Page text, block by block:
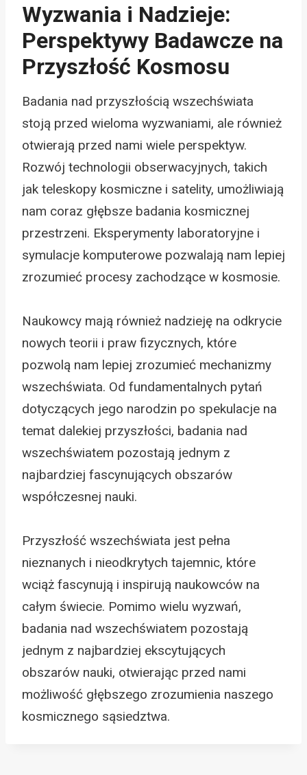
Wyzwania i Nadzieje:
Perspektywy Badawcze na
Przyszłość Kosmosu
Badania nad przyszłością wszechświata
stoją przed wieloma wyzwaniami, ale również
otwierają przed nami wiele perspektyw.
Rozwój technologii obserwacyjnych, takich
jak teleskopy kosmiczne i satelity, umożliwiają
nam coraz głębsze badania kosmicznej
przestrzeni. Eksperymenty laboratoryjne i
symulacje komputerowe pozwalają nam lepiej
zrozumieć procesy zachodzące w kosmosie.
Naukowcy mają również nadzieję na odkrycie
nowych teorii i praw fizycznych, które
pozwolą nam lepiej zrozumieć mechanizmy
wszechświata. Od fundamentalnych pytań
dotyczących jego narodzin po spekulacje na
temat dalekiej przyszłości, badania nad
wszechświatem pozostają jednym z
najbardziej fascynujących obszarów
współczesnej nauki.
Przyszłość wszechświata jest pełna
nieznanych i nieodkrytych tajemnic, które
wciąż fascynują i inspirują naukowców na
całym świecie. Pomimo wielu wyzwań,
badania nad wszechświatem pozostają
jednym z najbardziej ekscytujących
obszarów nauki, otwierając przed nami
możliwość głębszego zrozumienia naszego
kosmicznego sąsiedztwa.